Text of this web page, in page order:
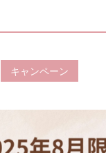
キャンペーン